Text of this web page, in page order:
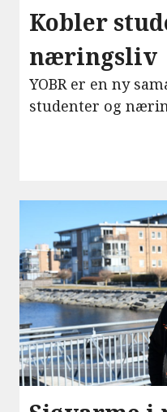
Kobler
næringsliv
YOBR er en ny
studenter og